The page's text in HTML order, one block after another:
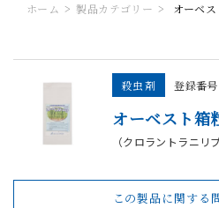
ホーム 製品カテゴリー オーベ
殺虫剤 登録番
オーベスト箱
（クロラントラニリ
この製品に関する